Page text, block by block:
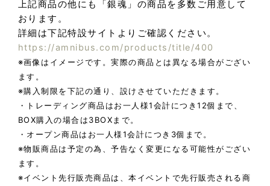
上記商品の他にも「銀魂」の商品を多数ご用意して
おります。
詳細は下記特設サイトよりご確認ください。
https://amnibus.com/products/title/400
※画像はイメージです。実際の商品とは異なる場合がござい
ます。
※購入制限を下記の通り、設けさせていただきます。
・トレーディング商品はお一人様1会計につき12個まで、
BOX購入の場合は3BOXまで。
・オープン商品はお一人様1会計につき3個まで。
※物販商品は予定の為、予告なく変更になる可能性がござい
ます。
※イベント先行販売商品は、本イベントで先行販売される商